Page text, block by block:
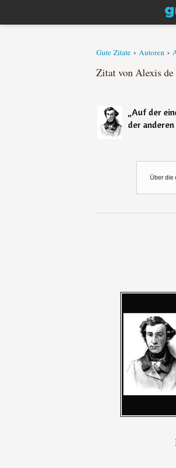
Gute Zitate › Autoren ›
Zitat von Alexis
„Auf der
der
Über die